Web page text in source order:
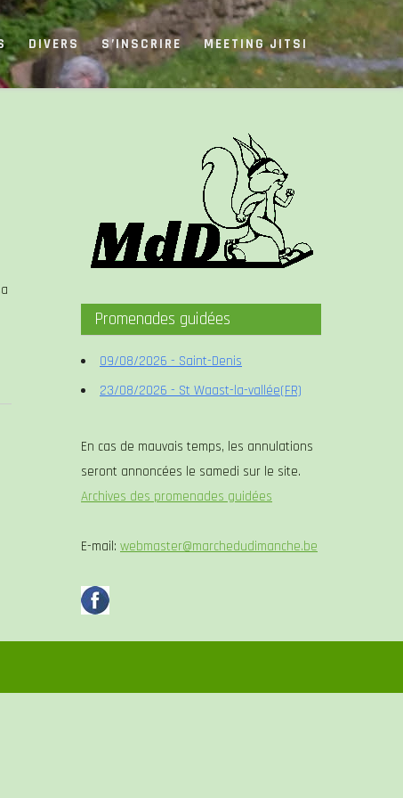
DIVERS S’INSCRIRE MEETING JITSI
Promenades guidées
09/08/2026 - Saint-Denis
23/08/2026 - St Waast-la-vallée(FR)
En cas de mauvais temps, les annulations
seront annoncées le samedi sur le site.
Archives des promenades guidées
E-mail: webmaster@marchedudimanche.be